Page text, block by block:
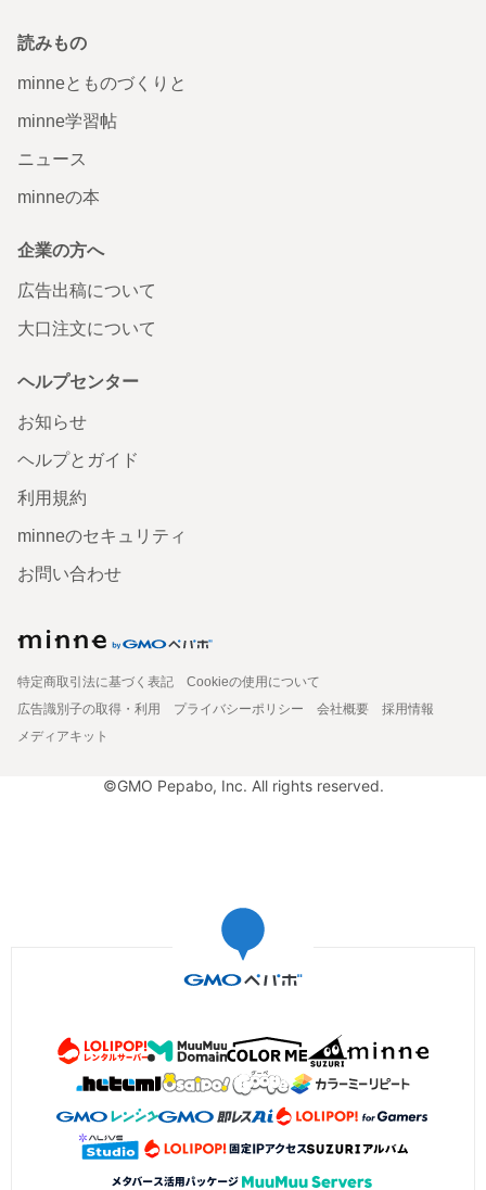
読みもの
minneとものづくりと
minne学習帖
ニュース
minneの本
企業の方へ
広告出稿について
大口注文について
ヘルプセンター
お知らせ
ヘルプとガイド
利用規約
minneのセキュリティ
お問い合わせ
特定商取引法に基づく表記
Cookieの使用について
広告識別子の取得・利用
プライバシーポリシー 会社概要
採用情報
メディアキット
©GMO Pepabo, Inc. All rights reserved.